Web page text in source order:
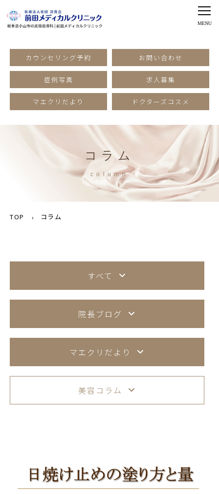
カウンセリング予約 お問い合わせ
症例写真 求人募集
マエクリだより ドクターズコスメ
コラム
column
TOP コラム
すべて
院長ブログ
マエクリだより
美容コラム